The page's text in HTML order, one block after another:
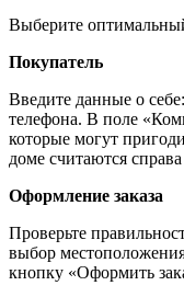
Выберите
Покупатель
Введите данные о
телефона. В поле
которые могут
доме считаются
Оформление заказа
Проверьте
выбор
кнопку «Оформить